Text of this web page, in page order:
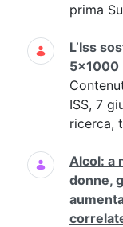
prima
L’Iss
5x1000
ISS, 7
ricerca,
Alcol: a
donne,